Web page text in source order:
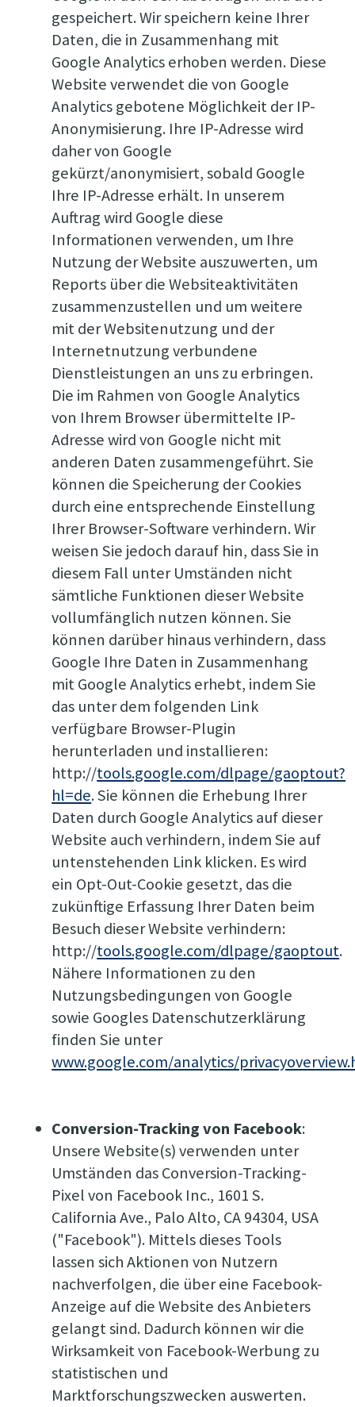
gespeichert. Wir speichern keine Ihrer
Daten, die in Zusammenhang mit
Google Analytics erhoben werden. Diese
Website verwendet die von Google
Analytics gebotene Möglichkeit der IP-
Anonymisierung. Ihre IP-Adresse wird
daher von Google
gekürzt/anonymisiert, sobald Google
Ihre IP-Adresse erhält. In unserem
Auftrag wird Google diese
Informationen verwenden, um Ihre
Nutzung der Website auszuwerten, um
Reports über die Websiteaktivitäten
zusammenzustellen und um weitere
mit der Websitenutzung und der
Internetnutzung verbundene
Dienstleistungen an uns zu erbringen.
Die im Rahmen von Google Analytics
von Ihrem Browser übermittelte IP-
Adresse wird von Google nicht mit
anderen Daten zusammengeführt. Sie
können die Speicherung der Cookies
durch eine entsprechende Einstellung
Ihrer Browser-Software verhindern. Wir
weisen Sie jedoch darauf hin, dass Sie in
diesem Fall unter Umständen nicht
sämtliche Funktionen dieser Website
vollumfänglich nutzen können. Sie
können darüber hinaus verhindern, dass
Google Ihre Daten in Zusammenhang
mit Google Analytics erhebt, indem Sie
das unter dem folgenden Link
verfügbare Browser-Plugin
herunterladen und installieren:
http://tools.google.com/dlpage/gaoptout?
hl=de. Sie können die Erhebung Ihrer
Daten durch Google Analytics auf dieser
Website auch verhindern, indem Sie auf
untenstehenden Link klicken. Es wird
ein Opt-Out-Cookie gesetzt, das die
zukünftige Erfassung Ihrer Daten beim
Besuch dieser Website verhindern:
http://tools.google.com/dlpage/gaoptout.
Nähere Informationen zu den
Nutzungsbedingungen von Google
sowie Googles Datenschutzerklärung
finden Sie unter
www.google.com/analytics/
Conversion-Tracking von Facebook:
Unsere Website(s) verwenden unter
Umständen das Conversion-Tracking-
Pixel von Facebook Inc., 1601 S.
California Ave., Palo Alto, CA 94304, USA
("Facebook"). Mittels dieses Tools
lassen sich Aktionen von Nutzern
nachverfolgen, die über eine Facebook-
Anzeige auf die Website des Anbieters
gelangt sind. Dadurch können wir die
Wirksamkeit von Facebook-Werbung zu
statistischen und
Marktforschungszwecken auswerten.